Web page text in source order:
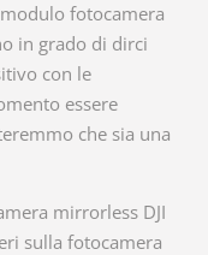
fotocamera
in grado di dirci
con le
essere
che sia una
mirrorless DJI
sulla fotocamera